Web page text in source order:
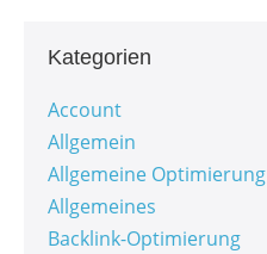
Kategorien
Account
Allgemein
Allgemeine Optimierung
Allgemeines
Backlink-Optimierung